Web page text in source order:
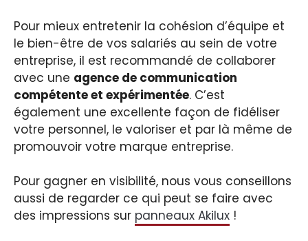
Pour mieux entretenir la cohésion d’équipe et
le bien-être de vos salariés au sein de votre
entreprise, il est recommandé de collaborer
avec une agence de communication
compétente et expérimentée. C’est
également une excellente façon de fidéliser
votre personnel, le valoriser et par là même de
promouvoir votre marque entreprise.
Pour gagner en visibilité, nous vous conseillons
aussi de regarder ce qui peut se faire avec
des impressions sur panneaux Akilux !